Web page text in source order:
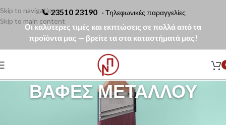
📞23510 23190 · Τηλεφωνικές παραγγελίες
Οι καλύτερες τιμές και εκπτώσεις σε πολλά από τα
προϊόντα μας — βρείτε τα στα καταστήματά μας!
Skip to navigation
Skip to main content
ΒΑΦΈΣ ΜΕΤΆΛΛΟΥ
Οι βαφές μετάλλου προσφέρουν ισχυρή προστασία από σκουριά,
υγρασία και μηχανική φθορά, εξασφαλίζοντας μακροχρόνια αντοχή στις